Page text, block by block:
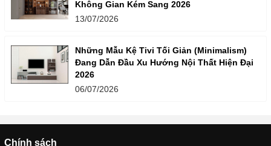
Không Gian Kém Sang 2026
13/07/2026
Những Mẫu Kệ Tivi Tối Giản (Minimalism)
Đang Dẫn Đầu Xu Hướng Nội Thất Hiện Đại
2026
06/07/2026
Chính sách